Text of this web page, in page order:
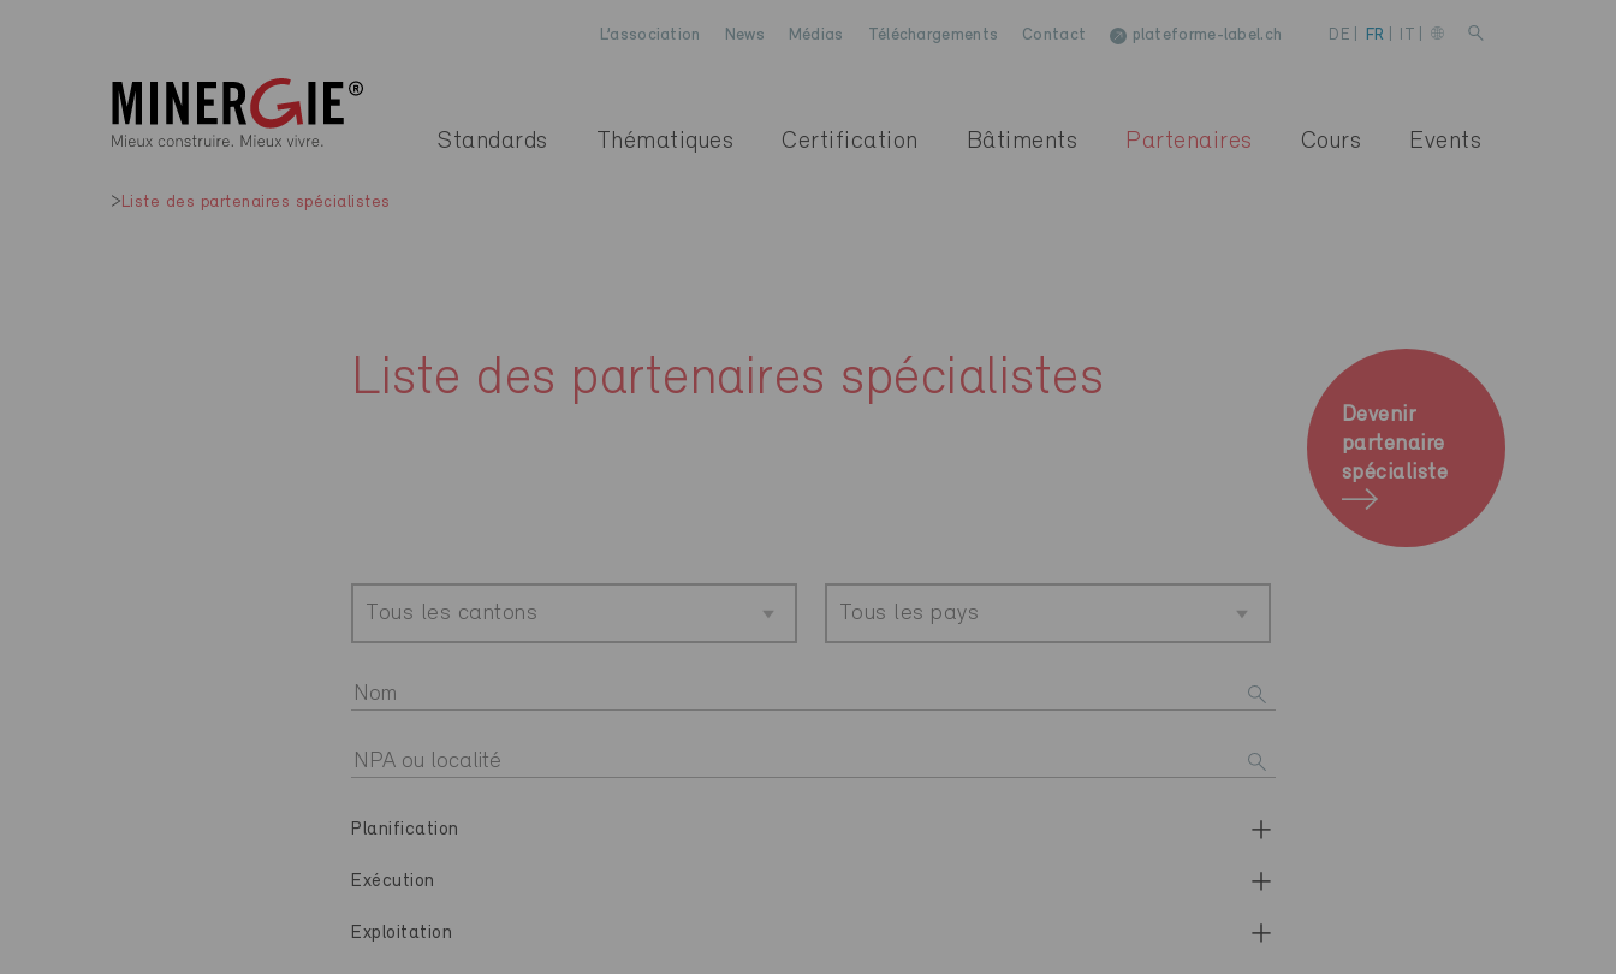
L’association News Médias Téléchargements Contact plateforme-label.ch DE FR
Standards Thématiques Certification Bâtiments Partenaires Cours Events
Liste des partenaires spécialistes
Liste des partenaires spécialistes
Devenir
partenaire
spécialiste
Tous les cantons Tous les pays
Planification
Exécution
Exploitation